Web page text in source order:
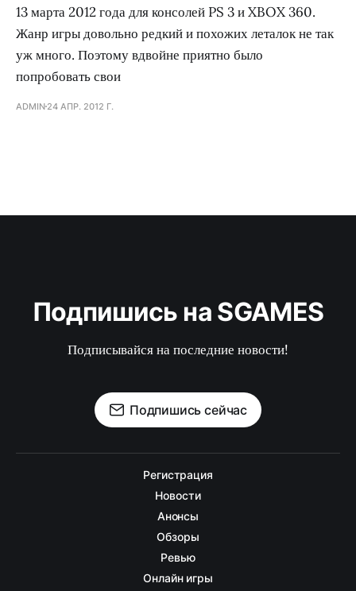
13 марта 2012 года для консолей PS 3 и XBOX 360.
Жанр игры довольно редкий и похожих леталок не так
уж много. Поэтому вдвойне приятно было
попробовать свои
ADMIN 24 АПР. 2012 Г.
Подпишись на SGAMES
Подписывайся на последние новости!
Подпишись сейчас
Регистрация
Новости
Анонсы
Обзоры
Ревью
Онлайн игры